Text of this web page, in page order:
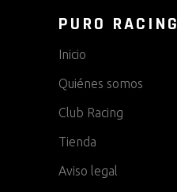
PURO RACING
Inicio
Quiénes somos
Club Racing
Tienda
Aviso legal